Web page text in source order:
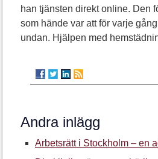
han tjänsten direkt online. Den
som hände var att för varje
undan. Hjälpen med
Andra inlägg
Arbetsrätt i Stockholm – en